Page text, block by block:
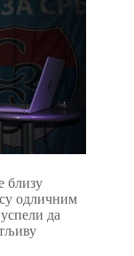
близу
су одличним
да